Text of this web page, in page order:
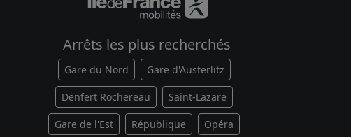
Arrêts les plus recherchés
Gare du Nord Gare d'Austerlitz
Denfert Rochereau Saint-Lazare
Gare de l'Est République Opéra